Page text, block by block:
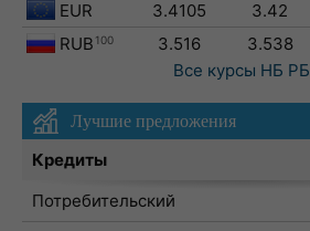
EUR
3.4105 3.42
RUB 100 3.516 3.538
Все курсы НБ РБ
Лучшие предложения
Кредиты
Потребительский